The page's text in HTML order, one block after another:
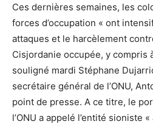
Ces dernières semaines, les
forces d’occupation « ont
attaques et le harcèlement
Cisjordanie occupée, y compris
souligné mardi Stéphane
secrétaire général de l’ONU,
point de presse. A ce titre, le
l’ONU a appelé l’entité sioniste